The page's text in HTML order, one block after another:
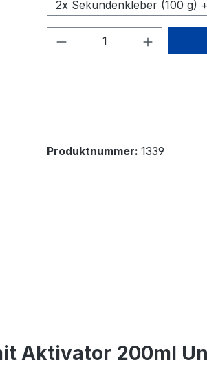
2x Sekundenkleber (100 g)
Produkt Anzahl:
Produktnummer: 1339
Aktivator 200ml